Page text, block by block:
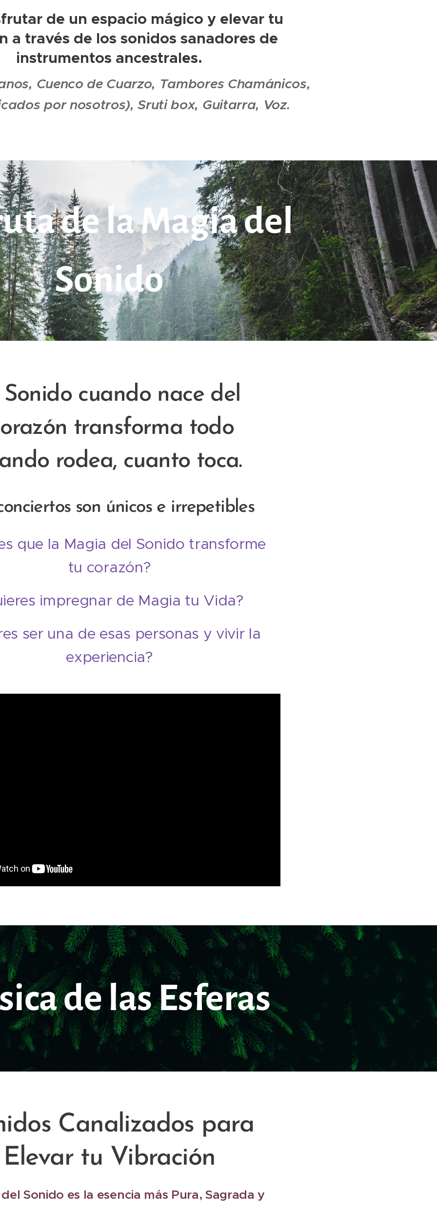
de un espacio mágico y elevar tu
a través de los sonidos sanadores de
instrumentos ancestrales.
Cuenco de Cuarzo, Tambores Chamánicos,
por nosotros), Sruti box, Guitarra, Voz.
de la Magia del
Sonido
cuando nace del
transforma todo
rodea, cuanto toca.
son únicos e irrepetibles
que la Magia del Sonido transforme
tu corazón?
impregnar de Magia tu Vida?
ser una de esas personas y vivir la
experiencia?
de las Esferas
Canalizados para
Elevar tu Vibración
Sonido es la esencia más Pura, Sagrada y